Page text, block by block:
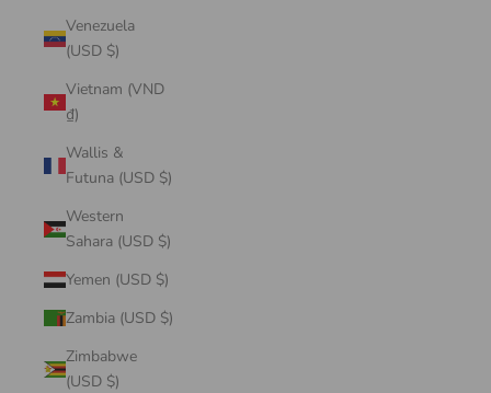
Venezuela
(USD $)
Vietnam (VND
₫)
Wallis &
Futuna (USD $)
Western
Sahara (USD $)
Yemen (USD $)
Zambia (USD $)
Zimbabwe
(USD $)